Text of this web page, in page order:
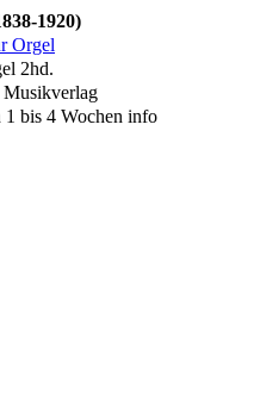
1920)
Orgel
2hd.
1 bis 4 Wochen info